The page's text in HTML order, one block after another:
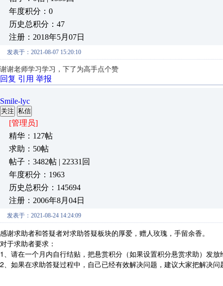
年度积分：0
历史总积分：47
注册：2018年5月07日
发表于：2021-08-07 15:20:10
谢谢老师学习学习，下了为高手点个赞
回复 引用 举报
Smile-lyc
关注 私信
[管理员]
精华：127帖
求助：50帖
帖子：3482帖 | 22331回
年度积分：1963
历史总积分：145694
注册：2006年8月04日
发表于：2021-08-24 14:24:09
感谢求助者和答疑者对求助答疑板块的厚爱，赠人玫瑰，手留余香。
对于求助者要求：
1、请在一个月内自行结贴，把悬赏积分（如果设置积分悬赏求助）发放
2、如果在求助答疑过程中，自己已经有效解决问题，建议大家把解决